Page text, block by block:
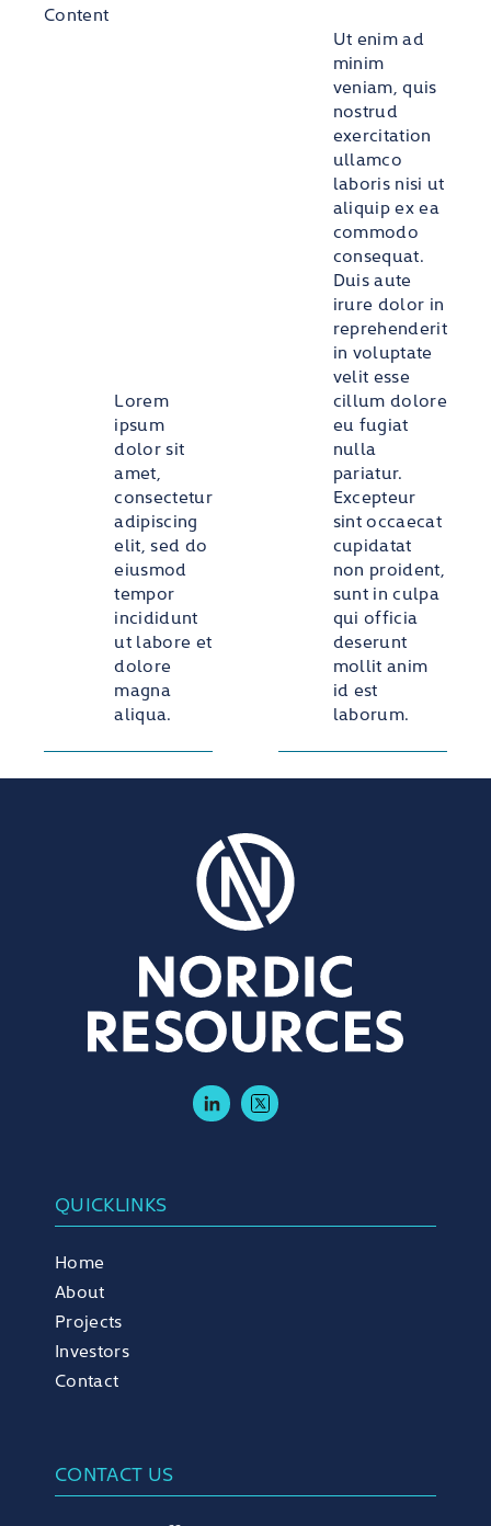
Content
Lorem
ipsum
dolor sit
amet,
consectetur
adipiscing
elit, sed do
eiusmod
tempor
incididunt
ut labore et
dolore
magna
aliqua.
Ut enim ad
minim
veniam, quis
nostrud
exercitation
ullamco
laboris nisi ut
aliquip ex ea
commodo
consequat.
Duis aute
irure dolor in
reprehenderit
in voluptate
velit esse
cillum dolore
eu fugiat
nulla
pariatur.
Excepteur
sint occaecat
cupidatat
non proident,
sunt in culpa
qui officia
deserunt
mollit anim
id est
laborum.
LinkedInTwitter
QUICKLINKS
Home
About
Projects
Investors
Contact
CONTACT US